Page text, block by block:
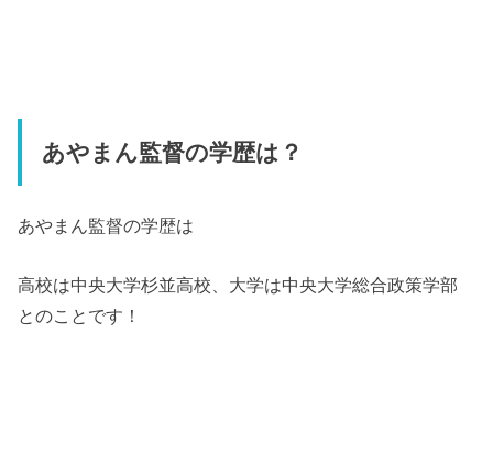
あやまん監督の学歴は？
あやまん監督の学歴は
高校は中央大学杉並高校、大学は中央大学総合政策学部
とのことです！